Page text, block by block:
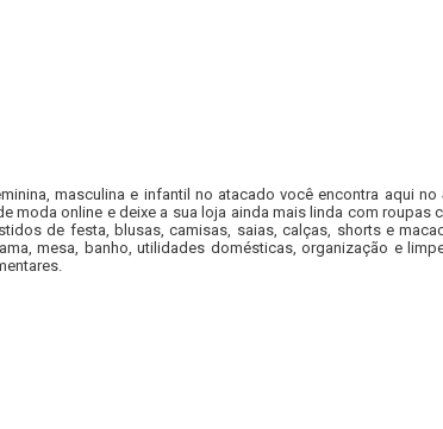
masculina e infantil no atacado você encontra aqui no
moda online e deixe a sua loja ainda mais linda com roupas
de festa, blusas, camisas, saias, calças, shorts e
mesa, banho, utilidades domésticas, organização e